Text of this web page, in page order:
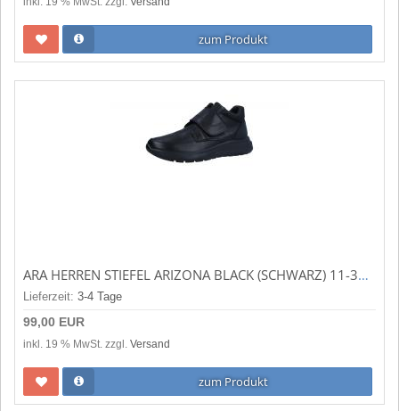
zum Produkt
ARA HERREN STIEFEL ARIZONA BLACK (SCHWARZ) 11-37810-01
Lieferzeit: 3-4 Tage
99,00 EUR
inkl. 19 % MwSt. zzgl. Versand
zum Produkt